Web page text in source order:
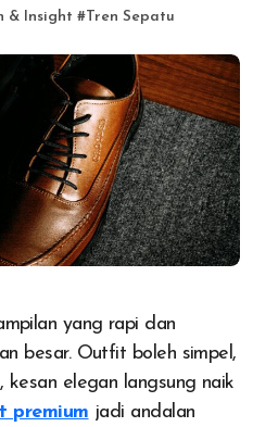
& Insight #Tren Sepatu
besar. Outfit boleh simpel,
elegan langsung naik
premium jadi andalan